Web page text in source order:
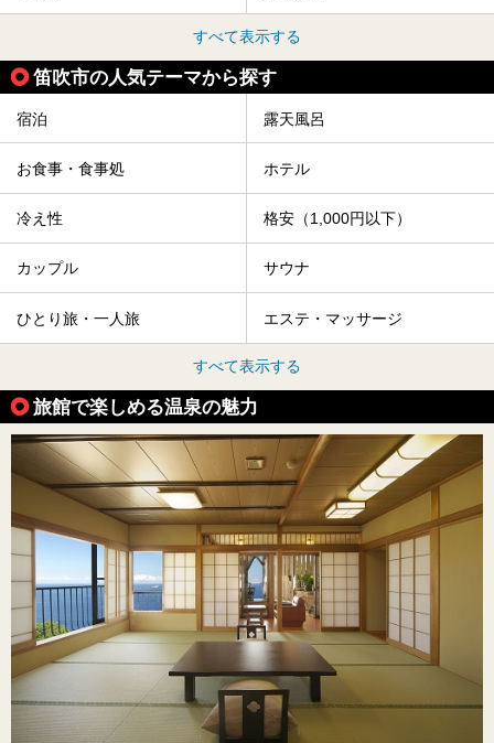
すべて表示する
笛吹市の人気テーマから探す
宿泊 露天風呂
お食事・食事処 ホテル
冷え性 格安（1,000円以下）
カップル サウナ
ひとり旅・一人旅 エステ・マッサージ
すべて表示する
旅館で楽しめる温泉の魅力